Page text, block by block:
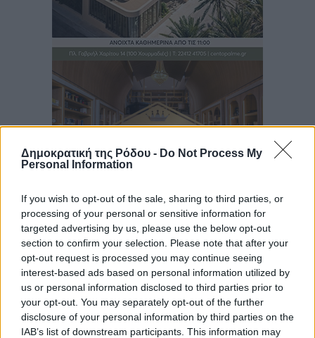
Δημοκρατική της Ρόδου - Do Not Process My
Personal Information
If you wish to opt-out of the sale, sharing to third parties, or
processing of your personal or sensitive information for
targeted advertising by us, please use the below opt-out
section to confirm your selection. Please note that after your
opt-out request is processed you may continue seeing
interest-based ads based on personal information utilized by
us or personal information disclosed to third parties prior to
your opt-out. You may separately opt-out of the further
disclosure of your personal information by third parties on the
IAB’s list of downstream participants. This information may
Ροή ειδήσεων
Το Yucatan Show έρχεται στη Ρόδο με τον Frankie
Lluc
Πολιτιστικά• πριν 17 λεπτά